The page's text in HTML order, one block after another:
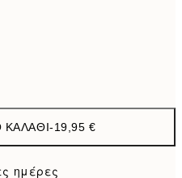
-19,95 €
ημέρες